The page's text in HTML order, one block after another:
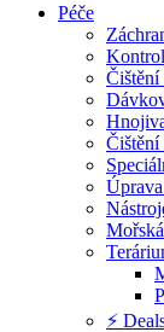
Péče
Čištění
Čištění
⚡